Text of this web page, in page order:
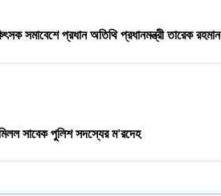
সমাবেশে প্রধান অতিথি প্রধানমন্ত্রী তারেক রহমান
সাবেক পুলিশ সদস্যের ম'রদেহ